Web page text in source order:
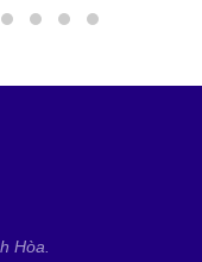
Hòa.